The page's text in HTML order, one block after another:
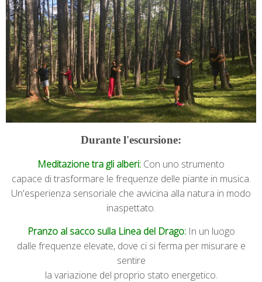
Durante l'escursione:
Meditazione tra gli alberi: Con uno strumento
capace di trasformare le frequenze delle piante in musica.
Un'esperienza sensoriale che avvicina alla natura in modo
inaspettato.
Pranzo al sacco sulla Linea del Drago: In un luogo
dalle frequenze elevate, dove ci si ferma per misurare e
sentire
la variazione del proprio stato energetico.